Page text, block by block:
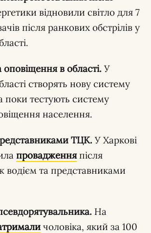
відновили світло для 7
після ранкових обстрілів у
в області. У
створять нову систему
поки тестують систему
населення.
ТЦК. У Харкові
провадженняпісля
водієм та представниками
На
чоловіка, який за 100